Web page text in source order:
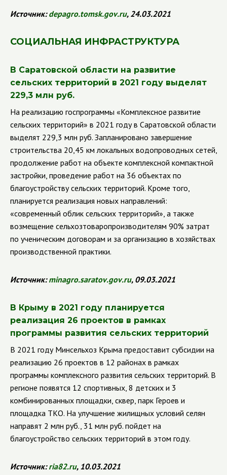
Источник:depagro.tomsk.gov.ru, 24.03.2021
СОЦИАЛЬНАЯ ИНФРАСТРУКТУРА
В Саратовской области на развитие
сельских территорий в 2021 году выделят
229,3 млн руб.
На реализацию госпрограммы «Комплексное развитие
сельских территорий» в 2021 году в Саратовской области
выделят 229,3 млн руб. Запланировано завершение
строительства 20,45 км локальных водопроводных сетей,
продолжение работ на объекте комплексной компактной
застройки, проведение работ на 36 объектах по
благоустройству сельских территорий. Кроме того,
планируется реализация новых направлений:
«современный облик сельских территорий», а также
возмещение сельхозтоваропроизводителям 90% затрат
по ученическим договорам и за организацию в хозяйствах
производственной практики.
Источник:minagro.saratov.gov.ru, 09.03.2021
В Крыму в 2021 году планируется
реализация 26 проектов в рамках
программы развития сельских территорий
В 2021 году Минсельхоз Крыма предоставит субсидии на
реализацию 26 проектов в 12 районах в рамках
программы комплексного развития сельских территорий. В
регионе появятся 12 спортивных, 8 детских и 3
комбинированных площадки, сквер, парк Героев и
площадка ТКО. На улучшение жилищных условий селян
направят 2 млн руб., 31 млн руб. пойдет на
благоустройство сельских территорий в этом году.
Источник:ria82.ru, 10.03.2021